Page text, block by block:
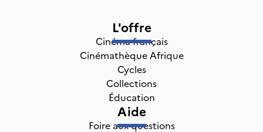
L'offre
Cinéma français
Cinémathèque Afrique
Cycles
Collections
Éducation
Aide
Foire aux questions